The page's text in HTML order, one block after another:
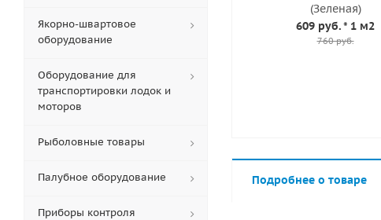
(Зеленая)
609 руб.* 1 м2
760 руб.
Подробнее о товаре
Якорно-швартовое
оборудование
Оборудование для
транспортировки лодок и
моторов
Рыболовные товары
Палубное оборудование
Приборы контроля